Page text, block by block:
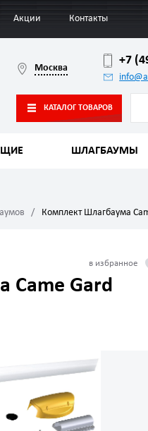
Акции Контакты
Москва
+7
КАТАЛОГ ТОВАРОВ
ШЛАГБАУМЫ
Комплект Шлагбаума
Came Gard